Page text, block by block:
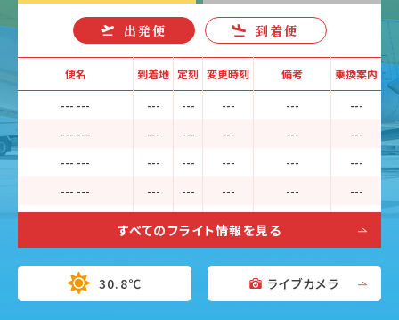
出発便 到着便
便名 到着地 定刻 変更時刻 備考 乗換案内
--- --- --- --- --- ---
---
--- ---
--- --- --- ---
---
--- ---
--- --- --- ---
---
--- ---
--- --- --- ---
---
--- ---
--- --- --- --- ---
すべてのフライト情報を見る
30.8℃ ライブカメラ